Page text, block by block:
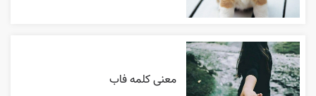
معنی کلمه فاب